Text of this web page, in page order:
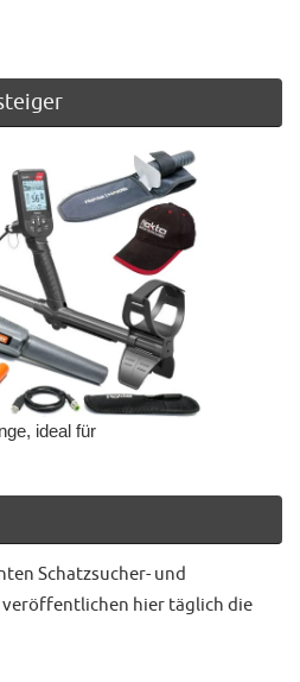
ideal für
Schatzsucher- und
veröffentlichen hier täglich die